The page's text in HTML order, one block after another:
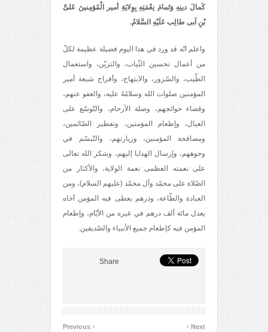
كَمالَ دينِهِ وَتَمامَ نِعْمَتِهِ بِوِلايَةِ أمير الْمُؤمِنينَ عَلىِّ
بْنِ اَبى طالِب عَلَيْهِ السَّلامُ.
واعلم انّه قد ورد في هذا اليوم فضيلة عظيمة لكلّ
من أعمال تحسين الثّياب، والتزيّن، واستعمال
الطّيب، والسّرور، والابتهاج، وأفراح شيعة أمير
المؤمنين صلوات الله وسلامُهُ عليه، والعفو عنهم،
وقضاء حوائجهم، وصلة الأرحام، والتّوسّع على
العيال، وإطعام المؤمنين، وتفطير الصّائمين،
ومصافحة المؤمنين، وزيارتهم، والتّبسّم في
وجوههم، وإرسال الهدايا إليهم، وشكر الله تعالى
على نعمته العظمى نعمة الولاية، والأكثار من
الصّلاة على محمّد وآل محمّد (عليهم السلام)، ومن
العبادة والطّاعة، ودرهم يعطى فيه المؤمن أخاه
يعدل مائة ألف درهم في غيره من الأيّام، وإطعام
المؤمن فيه كإطعام جميع الأنبياء والصّديقين.
Share
‹ Next
›